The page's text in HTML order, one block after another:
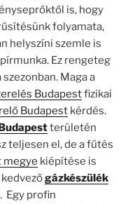
is, hogy
folyamata,
helyszíni szemle is
Ez rengeteg
Maga a
Budapestfizikai
Budapestkérdés.
területén
teljesen el, de a fűtés
megye kiépítése is
gázkészülék
Egy profin